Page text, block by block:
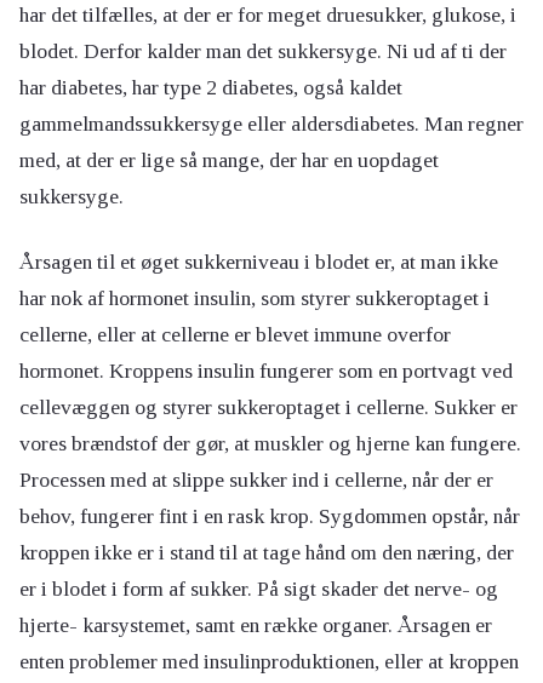
har det tilfælles, at der er for meget druesukker, glukose, i
blodet. Derfor kalder man det sukkersyge. Ni ud af ti der
har diabetes, har type 2 diabetes, også kaldet
gammelmandssukkersyge eller aldersdiabetes. Man regner
med, at der er lige så mange, der har en uopdaget
sukkersyge.
Årsagen til et øget sukkerniveau i blodet er, at man ikke
har nok af hormonet insulin, som styrer sukkeroptaget i
cellerne, eller at cellerne er blevet immune overfor
hormonet. Kroppens insulin fungerer som en portvagt ved
cellevæggen og styrer sukkeroptaget i cellerne. Sukker er
vores brændstof der gør, at muskler og hjerne kan fungere.
Processen med at slippe sukker ind i cellerne, når der er
behov, fungerer fint i en rask krop. Sygdommen opstår, når
kroppen ikke er i stand til at tage hånd om den næring, der
er i blodet i form af sukker. På sigt skader det nerve- og
hjerte- karsystemet, samt en række organer. Årsagen er
enten problemer med insulinproduktionen, eller at kroppen